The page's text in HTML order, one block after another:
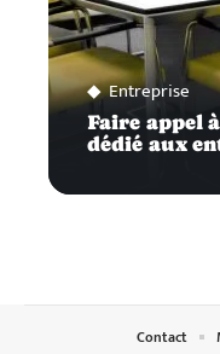
Entreprise
Faire appel
dédié aux
Contact